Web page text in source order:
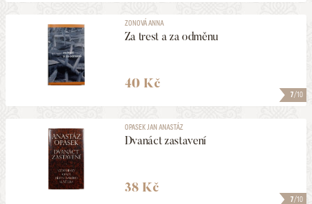
7/10
ZONOVÁ ANNA
Za trest a za odměnu
40 Kč
7/10
OPASEK JAN ANASTÁZ
Dvanáct zastavení
38 Kč